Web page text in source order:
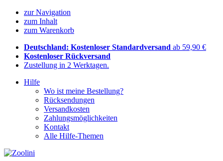
zur Navigation
zum Inhalt
zum Warenkorb
Deutschland: Kostenloser Standardversand ab 59,90 €
Kostenloser Rückversand
Zustellung in 2 Werktagen.
Hilfe
Wo ist meine Bestellung?
Rücksendungen
Versandkosten
Zahlungsmöglichkeiten
Kontakt
Alle Hilfe-Themen